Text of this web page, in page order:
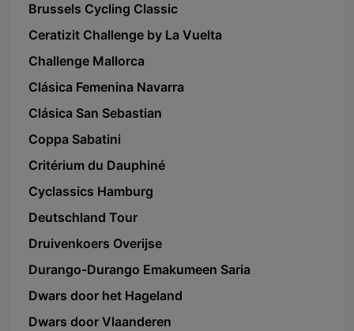
Brussels Cycling Classic
Ceratizit Challenge by La Vuelta
Challenge Mallorca
Clásica Femenina Navarra
Clásica San Sebastian
Coppa Sabatini
Critérium du Dauphiné
Cyclassics Hamburg
Deutschland Tour
Druivenkoers Overijse
Durango-Durango Emakumeen Saria
Dwars door het Hageland
Dwars door Vlaanderen